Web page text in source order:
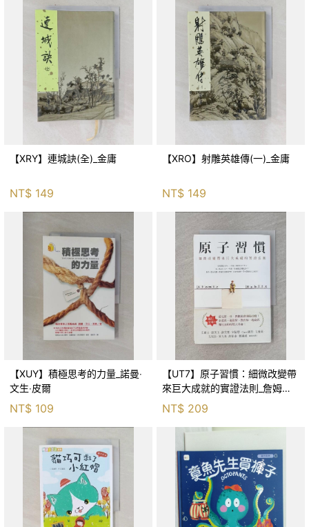
【XRY】連城訣(全)_金庸
NT$ 149
【XRO】射雕英雄傳(一)_金庸
NT$ 149
【XUY】積極思考的力量_諾曼‧
文生‧皮爾
NT$ 109
【UT7】原子習慣：細微改變帶
來巨大成就的實證法則_詹姆斯‧
克利爾, 蔡世偉
NT$ 209